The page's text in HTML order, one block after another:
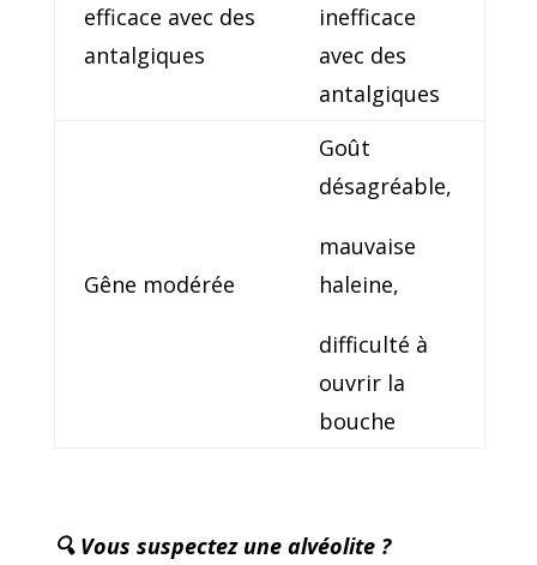
efficace avec des
antalgiques
inefficace
avec des
antalgiques
Gêne modérée
Goût
désagréable,
mauvaise
haleine,
difficulté à
ouvrir la
bouche
🔍 Vous suspectez une alvéolite ?